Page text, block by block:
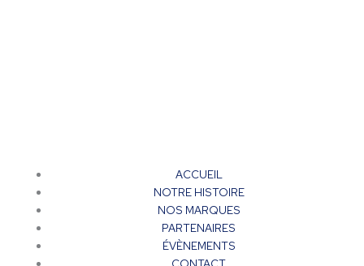
ACCUEIL
NOTRE HISTOIRE
NOS MARQUES
PARTENAIRES
ÉVÈNEMENTS